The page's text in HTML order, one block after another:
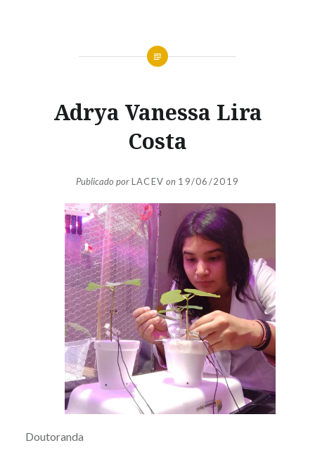
Adrya Vanessa Lira
Costa
Publicado porLACEV on 19/06/2019
Doutoranda